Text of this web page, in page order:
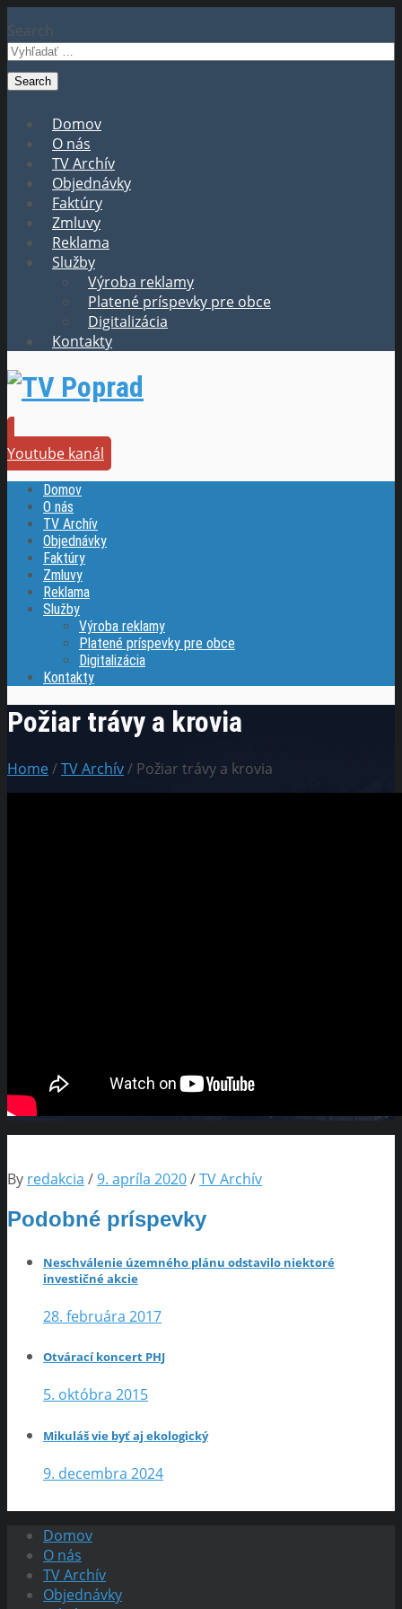
Search
Domov
O nás
TV Archív
Objednávky
Faktúry
Zmluvy
Reklama
Služby
Výroba reklamy
Platené príspevky pre obce
Digitalizácia
Kontakty
Youtube kanál
Domov
O nás
TV Archív
Objednávky
Faktúry
Zmluvy
Reklama
Služby
Výroba reklamy
Platené príspevky pre obce
Digitalizácia
Kontakty
Požiar trávy a krovia
Home/TV Archív/ Požiar trávy a krovia
By redakcia /9. apríla 2020/TV Archív
Podobné príspevky
Neschválenie územného plánu odstavilo niektoré
investičné akcie
28. februára 2017
Otvárací koncert PHJ
5. októbra 2015
Mikuláš vie byť aj ekologický
9. decembra 2024
Domov
O nás
TV Archív
Objednávky